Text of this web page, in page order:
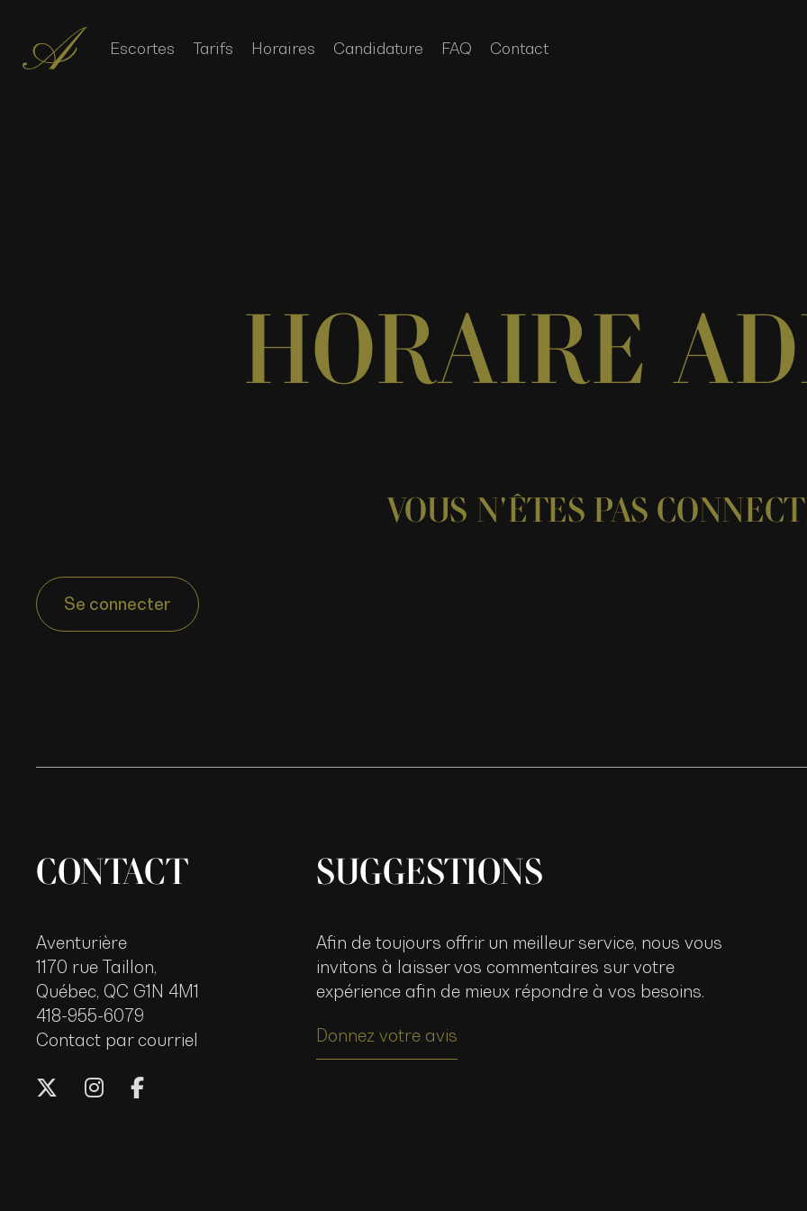
Escortes Tarifs Horaires Candidature FAQ Contact
HORAIRE
VOUS N'ÊTES PAS
Se connecter
CONTACT
Aventurière
1170 rue Taillon,
Québec, QC G1N 4M1
418-955-6079
Contact par courriel
SUGGESTIONS
Afin de toujours offrir un meilleur service, nous vous
invitons à laisser vos commentaires sur votre
expérience afin de mieux répondre à vos besoins.
Donnez votre avis